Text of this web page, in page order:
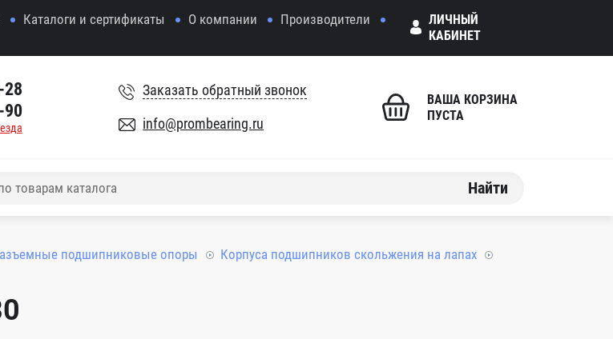
Каталоги и сертификаты О компании
Производители
ЛИЧНЫЙ
КАБИНЕТ
90
Заказать обратный звонок
info@prombearing.ru
ВАША КОРЗИНА
ПУСТА
Найти
подшипниковые опоры
Корпуса подшипников скольжения на лапах